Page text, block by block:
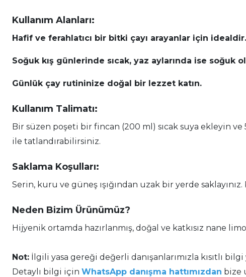
Kullanım Alanları:
Hafif ve ferahlatıcı bir bitki çayı arayanlar için idealdir.
Soğuk kış günlerinde sıcak, yaz aylarında ise soğuk
Günlük çay rutininize doğal bir lezzet katın.
Kullanım Talimatı:
Bir süzen poşeti bir fincan (200 ml) sıcak suya ekleyin
ile tatlandırabilirsiniz.
Saklama Koşulları:
Serin, kuru ve güneş ışığından uzak bir yerde
Neden Bizim Ürünümüz?
Hijyenik ortamda hazırlanmış, doğal ve katkısız nane
Not: İlgili yasa gereği değerli danışanlarımızla kısıtlı
Detaylı bilgi için WhatsApp danışma hattımızdan bize